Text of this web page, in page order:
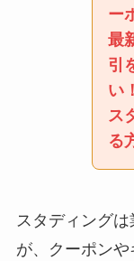
ー
最
引
い！
ス
る
スタディング
が、クーポン